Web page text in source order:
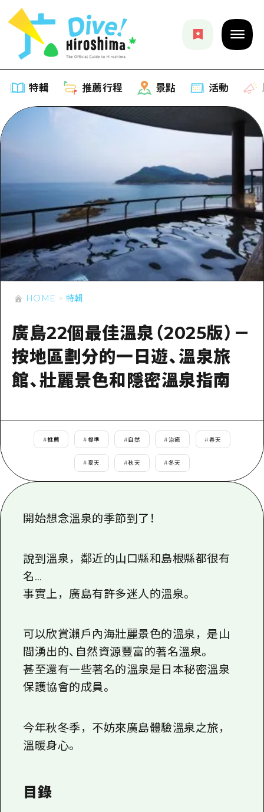
特輯 推薦行程 景點 活動
藝術
活動·廟會
美食·酒水
騎自行車
運動
夜晚生活
世界遺產
歷史·文化
治癒
列表
Dive! Hiroshima 官方向導
廣島隨意旅行
廣島市內
安芸
美北
藝北
宮島周邊
短途旅行
半天
一日遊
景點
列表
廣島市內
安芸
答對了
美北
藝北
宮島周邊
愛媛
島根
活動
即時訊息
有用的信息
列表
存取
輔助流量摘要
超值遊覽門票
行李寄存及運送服務
面向外國遊客的街角旅遊信息中心
常見問題
災難發生期間的交通資訊
廣島縣觀光宣傳冊
HOME
新聞
HOME 特輯
廣島22個最佳溫泉（2025版）－
按地區劃分的一日遊、溫泉旅
館、壯麗景色和隱密溫泉指南
#推薦 #標準 #自然 #治癒 #春天
# 夏天 #秋天 #冬天
開始想念溫泉的季節到了！
說到溫泉，鄰近的山口縣和島根縣都很有
名…
事實上，廣島有許多迷人的溫泉。
可以欣賞瀨戶內海壯麗景色的溫泉，是山
間湧出的、自然資源豐富的著名溫泉。
甚至還有一些著名的溫泉是日本秘密溫泉
保護協會的成員。
今年秋冬季，不妨來廣島體驗溫泉之旅，
溫暖身心。
目錄